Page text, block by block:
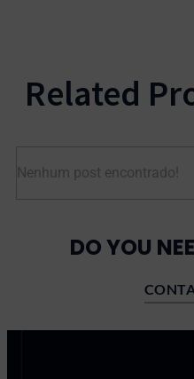
Related
Nenhum post encontrado!
DO YOU